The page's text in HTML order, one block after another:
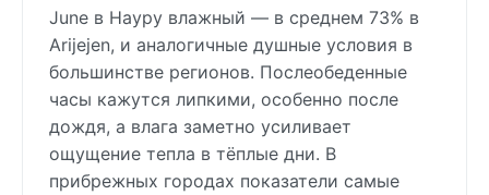
June в Науру влажный — в среднем 73% в
Arijejen, и аналогичные душные условия в
большинстве регионов. Послеобеденные
часы кажутся липкими, особенно после
дождя, а влага заметно усиливает
ощущение тепла в тёплые дни. В
прибрежных городах показатели самые